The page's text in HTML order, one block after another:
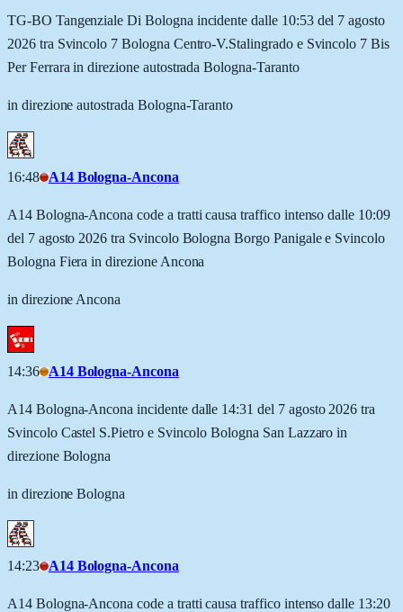
TG-BO Tangenziale Di Bologna incidente dalle 10:53 del 7 agosto
2026 tra Svincolo 7 Bologna Centro-V.Stalingrado e Svincolo 7 Bis
Per Ferrara in direzione autostrada Bologna-Taranto
in direzione autostrada Bologna-Taranto
16:48 A14 Bologna-Ancona
A14 Bologna-Ancona code a tratti causa traffico intenso dalle 10:09
del 7 agosto 2026 tra Svincolo Bologna Borgo Panigale e Svincolo
Bologna Fiera in direzione Ancona
in direzione Ancona
14:36 A14 Bologna-Ancona
A14 Bologna-Ancona incidente dalle 14:31 del 7 agosto 2026 tra
Svincolo Castel S.Pietro e Svincolo Bologna San Lazzaro in
direzione Bologna
in direzione Bologna
14:23 A14 Bologna-Ancona
A14 Bologna-Ancona code a tratti causa traffico intenso dalle 13:20